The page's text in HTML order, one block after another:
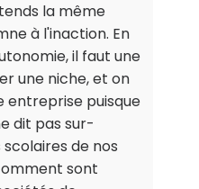
la même
à l'inaction. En
il faut une
une niche, et on
entreprise puisque
dit pas sur-
de nos
sont